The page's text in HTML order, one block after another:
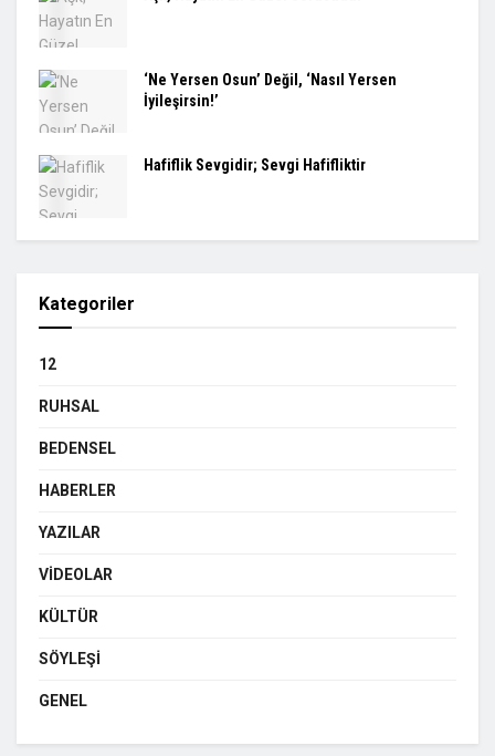
‘Ne Yersen Osun’ Değil, ‘Nasıl Yersen
İyileşirsin!’
Hafiflik Sevgidir; Sevgi Hafifliktir
Kategoriler
12
RUHSAL
BEDENSEL
HABERLER
YAZILAR
VIDEOLAR
KÜLTÜR
SÖYLEŞI
GENEL